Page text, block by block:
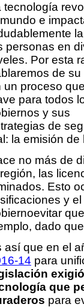
tecnología
e
personas en
Por esta
de
un proceso
para todos
y sus
de
la emisión
no más de
región, las
Esto
y
dado
así que en el
14 para
que
para